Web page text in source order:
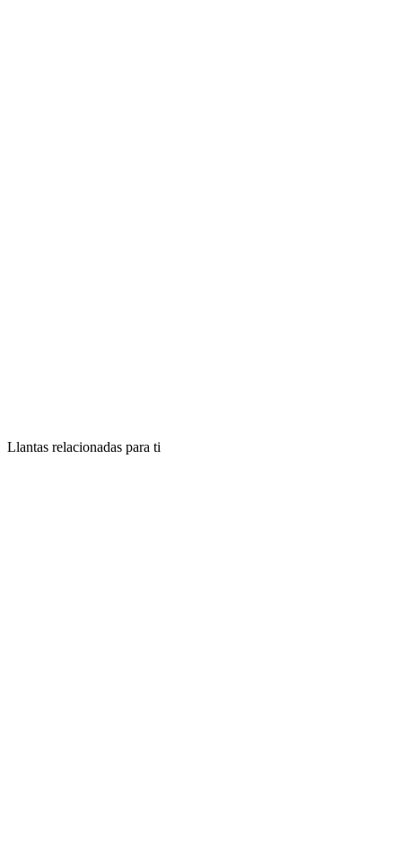
Llantas relacionadas para ti